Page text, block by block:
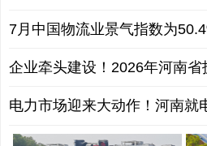
7月中国物流业景气指数为
企业牵头建设！2026年河南
电力市场迎来大动作！河南就